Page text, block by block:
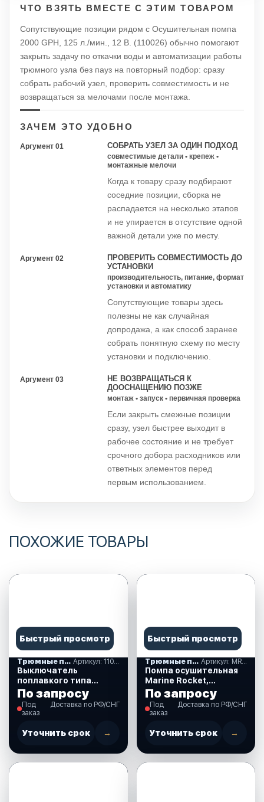
ЧТО ВЗЯТЬ ВМЕСТЕ С ЭТИМ ТОВАРОМ
Сопутствующие позиции рядом с Осушительная помпа
2000 GPH, 125 л./мин., 12 В. (110026) обычно помогают
закрыть задачу по откачки воды и автоматизации работы
трюмного узла без пауз на повторный подбор: сразу
собрать рабочий узел, проверить совместимость и не
возвращаться за мелочами после монтажа.
ЗАЧЕМ ЭТО УДОБНО
Аргумент 01 СОБРАТЬ УЗЕЛ ЗА ОДИН ПОДХОД
совместимые детали • крепеж •
монтажные мелочи
Когда к товару сразу подбирают
соседние позиции, сборка не
распадается на несколько этапов
и не упирается в отсутствие одной
важной детали уже по месту.
Аргумент 02
ПРОВЕРИТЬ СОВМЕСТИМОСТЬ ДО
УСТАНОВКИ
производительность, питание, формат
установки и автоматику
Сопутствующие товары здесь
полезны не как случайная
допродажа, а как способ заранее
собрать понятную схему по месту
установки и подключению.
Аргумент 03
НЕ ВОЗВРАЩАТЬСЯ К
ДООСНАЩЕНИЮ ПОЗЖЕ
монтаж • запуск • первичная проверка
Если закрыть смежные позиции
сразу, узел быстрее выходит в
рабочее состояние и не требует
срочного добора расходников или
ответных элементов перед
первым использованием.
ПОХОЖИЕ ТОВАРЫ
Быстрый просмотр
Трюмные помпы Артикул: 110014
Выключатель
поплавкого типа
(110014)
По запросу
Под
заказ
Доставка по РФ/СНГ
Уточнить срок →
Быстрый просмотр
Трюмные помпы Артикул: MR8028-1100
Помпа осушительная
Marine Rocket,
1100GPH (4163.5 л/ч),
12 В
По запросу
Под
заказ
Доставка по РФ/СНГ
Уточнить срок →